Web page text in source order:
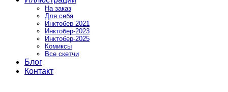
На заказ
Для себя
Инктобер-2021
Инктобер-2023
Инктобер-2025
Комиксы
Все скетчи
Блог
Контакт